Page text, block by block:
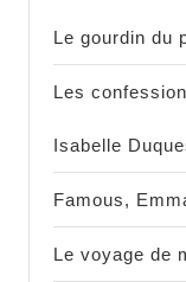
Le gourdin du
Les
Isabelle
Famous,
Le voyage de